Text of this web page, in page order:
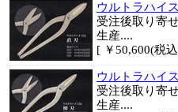
ウルトラハイ
受注後取り寄
生産....
[ ￥50,600(税
ウルトラハイ
受注後取り寄
生産....